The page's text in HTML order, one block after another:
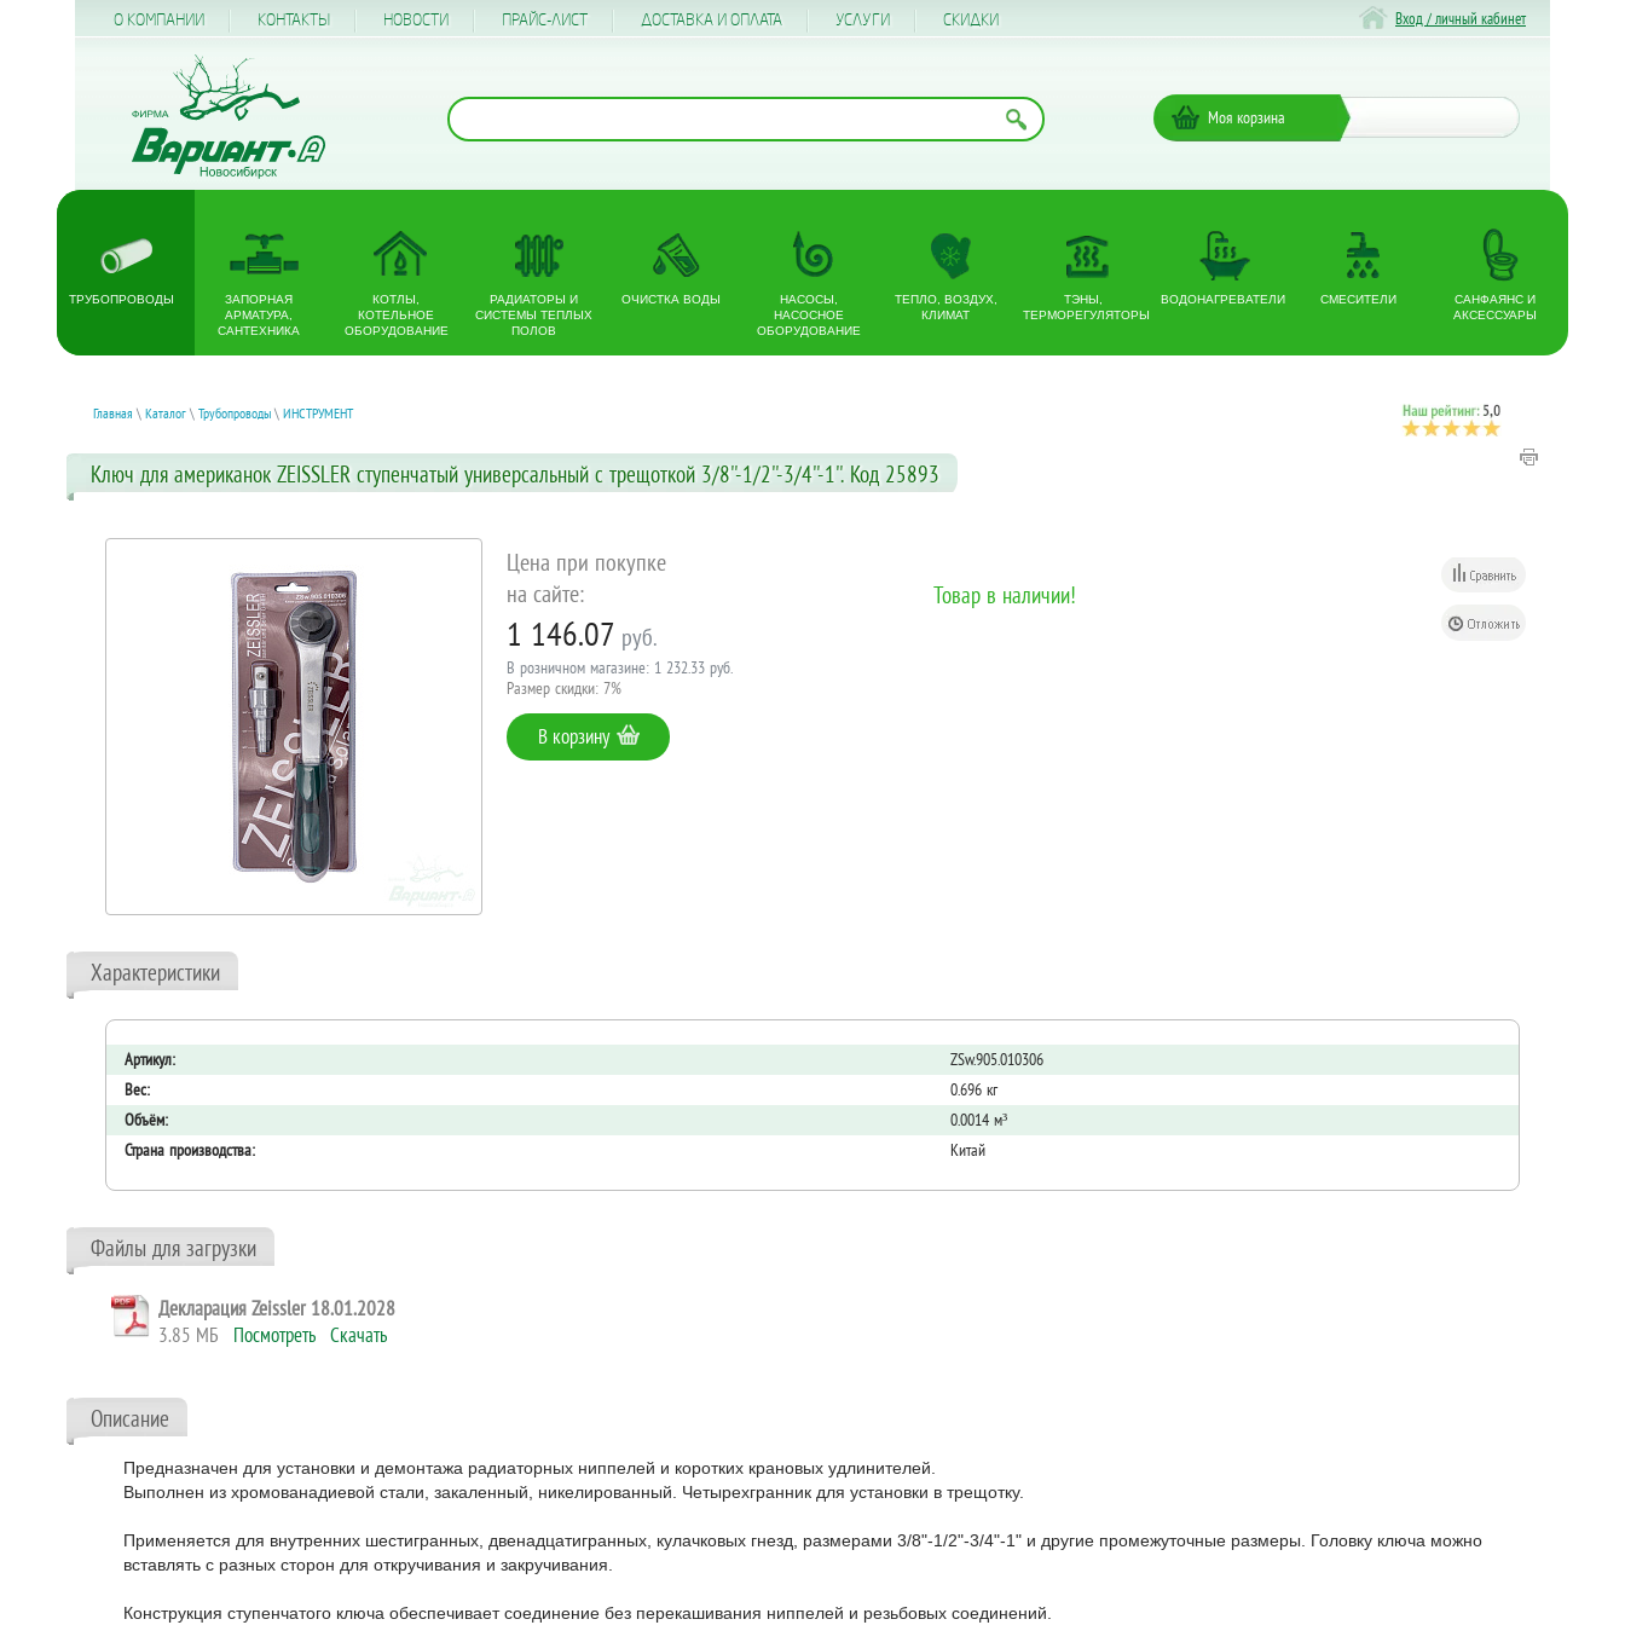
О КОМПАНИИ КОНТАКТЫ НОВОСТИ ПРАЙС-ЛИСТ ДОСТАВКА И ОПЛАТА УСЛУГИ CКИДКИ Вход / личный кабинет
Моя корзина
ТРУБОПРОВОДЫ
ЗАПОРНАЯ
АРМАТУРА,
САНТЕХНИКА
КОТЛЫ,
КОТЕЛЬНОЕ
ОБОРУДОВАНИЕ
РАДИАТОРЫ И
СИСТЕМЫ ТЕПЛЫХ
ПОЛОВ
ОЧИСТКА ВОДЫ
НАСОСЫ,
НАСОСНОЕ
ОБОРУДОВАНИЕ
ТЕПЛО, ВОЗДУХ,
КЛИМАТ
ТЭНЫ,
ТЕРМОРЕГУЛЯТОРЫ
ВОДОНАГРЕВАТЕЛИ СМЕСИТЕЛИ
САНФАЯНС И
АКСЕССУАРЫ
Главная \ Каталог \ Трубопроводы \ ИНСТРУМЕНТ
Ключ для американок ZEISSLER ступенчатый универсальный с трещоткой 3/8''-1/2''-3/4''-1''. Код 25893
Товар в наличии!
Цена при покупке
на сайте:
1 146.07 руб.
В розничном магазине: 1 232.33 руб.
Размер скидки: 7%
В корзину
Характеристики
Артикул:
ZSw.905.010306
Вес:
0.696 кг
Объём:
0.0014 м³
Страна производства:
Китай
Файлы для загрузки
Декларация Zeissler 18.01.2028
3.85 МБ Посмотреть Скачать
Описание
Предназначен для установки и демонтажа радиаторных ниппелей и коротких крановых удлинителей.
Выполнен из хромованадиевой стали, закаленный, никелированный. Четырехгранник для установки в трещотку.
Применяется для внутренних шестигранных, двенадцатигранных, кулачковых гнезд, размерами 3/8"-1/2"-3/4"-1" и другие промежуточные размеры. Головку ключа можно
вставлять с разных сторон для откручивания и закручивания.
Конструкция ступенчатого ключа обеспечивает соединение без перекашивания ниппелей и резьбовых соединений.